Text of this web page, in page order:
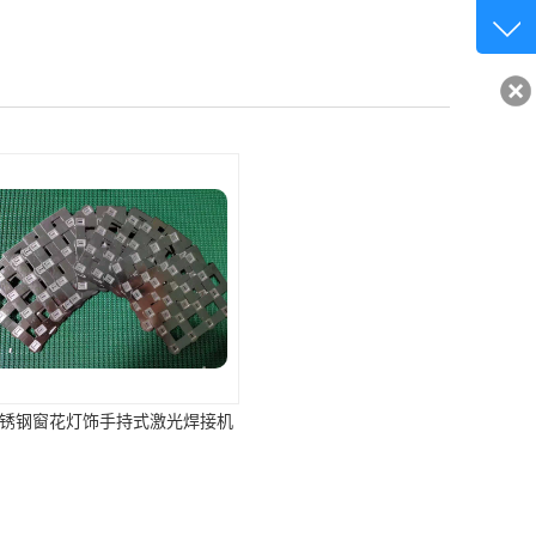
手持式激光焊接机
客服